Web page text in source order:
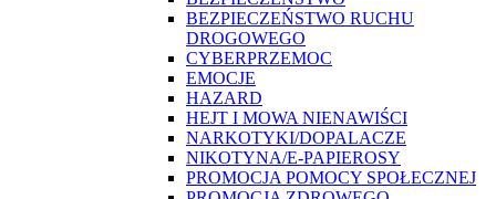
BEZPIECZEŃSTWO RUCHU
DROGOWEGO
CYBERPRZEMOC
EMOCJE
HAZARD
HEJT I MOWA NIENAWIŚCI
NARKOTYKI/DOPALACZE
NIKOTYNA/E-PAPIEROSY
PROMOCJA POMOCY SPOŁECZNEJ